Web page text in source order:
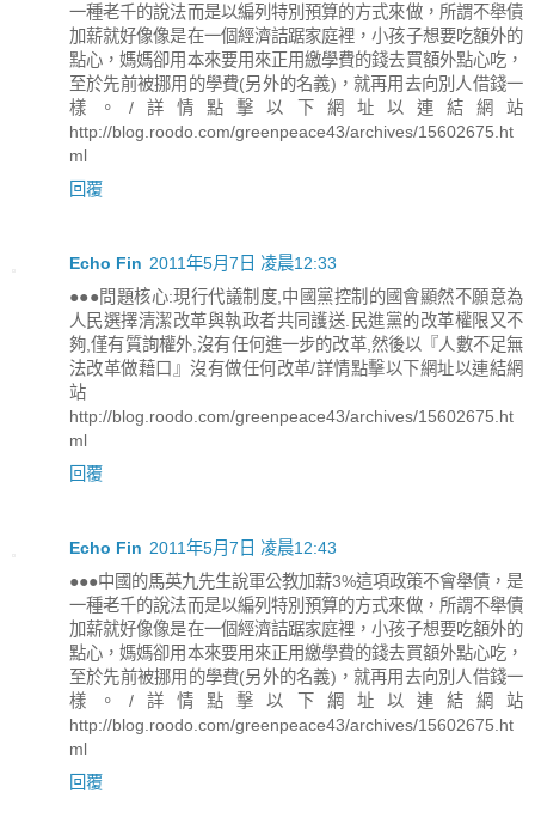
一種老千的說法而是以編列特別預算的方式來做，所謂不舉債
加薪就好像像是在一個經濟詰踞家庭裡，小孩子想要吃額外的
點心，媽媽卻用本來要用來正用繳學費的錢去買額外點心吃，
至於先前被挪用的學費(另外的名義)，就再用去向別人借錢一
樣。/詳情點擊以下網址以連結網站
http://blog.roodo.com/greenpeace43/archives/15602675.ht
ml
回覆
Echo Fin 2011年5月7日 凌晨12:33
●●●問題核心:現行代議制度,中國黨控制的國會顯然不願意為
人民選擇清潔改革與執政者共同護送.民進黨的改革權限又不
夠,僅有質詢權外,沒有任何進一步的改革,然後以『人數不足無
法改革做藉口』沒有做任何改革/詳情點擊以下網址以連結網
站
http://blog.roodo.com/greenpeace43/archives/15602675.ht
ml
回覆
Echo Fin 2011年5月7日 凌晨12:43
●●●中國的馬英九先生說軍公教加薪3%這項政策不會舉債，是
一種老千的說法而是以編列特別預算的方式來做，所謂不舉債
加薪就好像像是在一個經濟詰踞家庭裡，小孩子想要吃額外的
點心，媽媽卻用本來要用來正用繳學費的錢去買額外點心吃，
至於先前被挪用的學費(另外的名義)，就再用去向別人借錢一
樣。/詳情點擊以下網址以連結網站
http://blog.roodo.com/greenpeace43/archives/15602675.ht
ml
回覆